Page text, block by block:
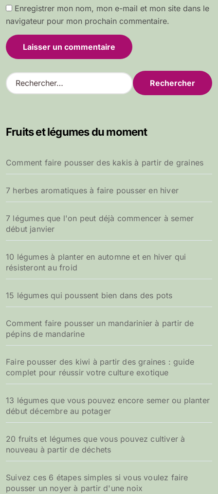
Enregistrer mon nom, mon e-mail et mon site dans le
navigateur pour mon prochain commentaire.
R
e
r
e
r
:
Fruits et légumes du moment
Comment faire pousser des kakis à partir de graines
7 herbes aromatiques à faire pousser en hiver
7 légumes que l'on peut déjà commencer à semer
début janvier
10 légumes à planter en automne et en hiver qui
résisteront au froid
15 légumes qui poussent bien dans des pots
Comment faire pousser un mandarinier à partir de
pépins de mandarine
Faire pousser des kiwi à partir des graines : guide
complet pour réussir votre culture exotique
13 légumes que vous pouvez encore semer ou planter
début décembre au potager
20 fruits et légumes que vous pouvez cultiver à
nouveau à partir de déchets
Suivez ces 6 étapes simples si vous voulez faire
pousser un noyer à partir d'une noix